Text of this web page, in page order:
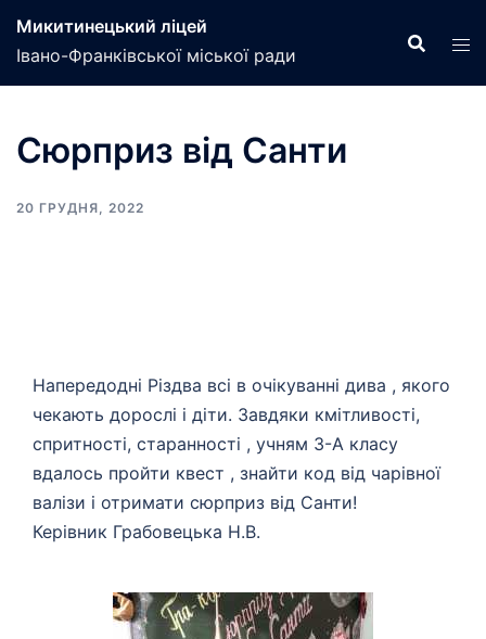
Микитинецький ліцей
Івано-Франківської міської ради
Cюрприз від Санти
20 ГРУДНЯ, 2022
Напередодні Різдва всі в очікуванні дива , якого
чекають дорослі і діти. Завдяки кмітливості,
спритності, старанності , учням 3-А класу
вдалось пройти квест , знайти код від чарівної
валізи і отримати сюрприз від Санти!
Керівник Грабовецька Н.В.